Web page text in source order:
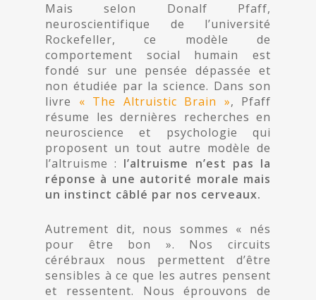
Mais selon Donalf Pfaff,
neuroscientifique de l’université
Rockefeller, ce modèle de
comportement social humain est
fondé sur une pensée dépassée et
non étudiée par la science. Dans son
livre « The Altruistic Brain », Pfaff
résume les dernières recherches en
neuroscience et psychologie qui
proposent un tout autre modèle de
l’altruisme : l’altruisme n’est pas la
réponse à une autorité morale mais
un instinct câblé par nos cerveaux.
Autrement dit, nous sommes « nés
pour être bon ». Nos circuits
cérébraux nous permettent d’être
sensibles à ce que les autres pensent
et ressentent. Nous éprouvons de